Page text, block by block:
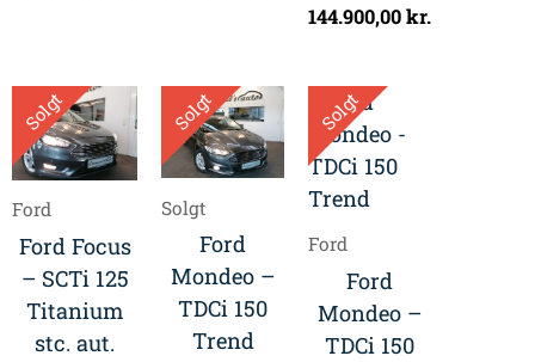
144.900,00kr.
Solgt
Ford
Ford Focus
– SCTi 125
Titanium
stc. aut.
Solgt
Solgt
Ford
Mondeo –
TDCi 150
Trend
Solgt
Ford
Ford
Mondeo –
TDCi 150